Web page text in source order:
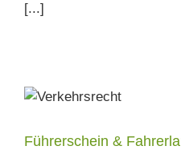
[...]
Führerschein &